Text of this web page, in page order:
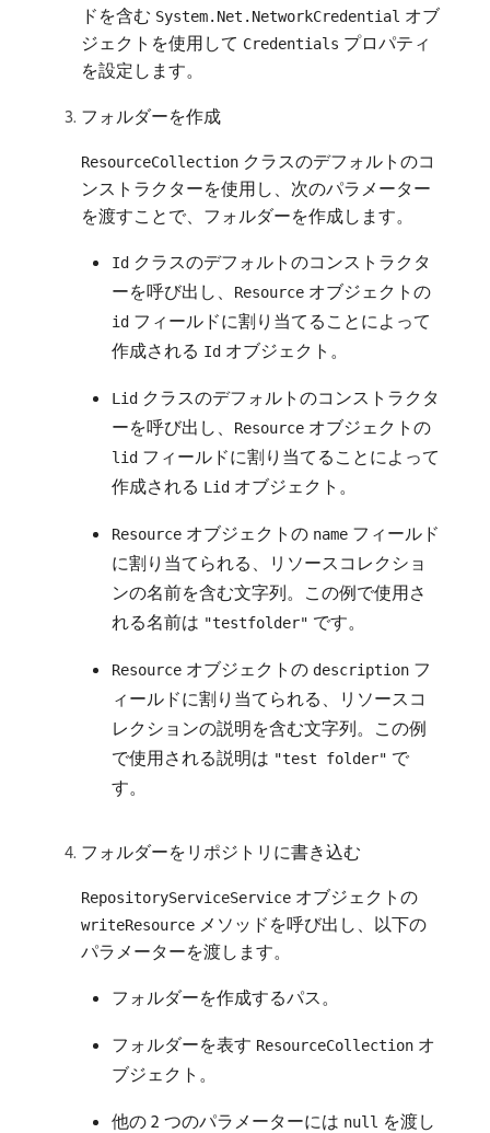
ドを含む System.Net.NetworkCredential オブ
ジェクトを使用して Credentials プロパティ
を設定します。
フォルダーを作成
ResourceCollection クラスのデフォルトのコ
ンストラクターを使用し、次のパラメーター
を渡すことで、フォルダーを作成します。
Id クラスのデフォルトのコンストラクタ
ーを呼び出し、
Resource オブジェクトの
id フィールドに割り当てることによって
作成される Id オブジェクト。
Lid クラスのデフォルトのコンストラクタ
ーを呼び出し、
Resource オブジェクトの
lid フィールドに割り当てることによって
作成される Lid オブジェクト。
Resource オブジェクトの name フィールド
に割り当てられる、リソースコレクショ
ンの名前を含む文字列。この例で使用さ
れる名前は "testfolder" です。
Resource オブジェクトの description フ
ィールドに割り当てられる、リソースコ
レクションの説明を含む文字列。この例
で使用される説明は "test folder" で
す。
フォルダーをリポジトリに書き込む
RepositoryServiceService オブジェクトの
writeResource メソッドを呼び出し、以下の
パラメーターを渡します。
フォルダーを作成するパス。
フォルダーを表す ResourceCollection オ
ブジェクト。
他の 2 つのパラメーターには null を渡し